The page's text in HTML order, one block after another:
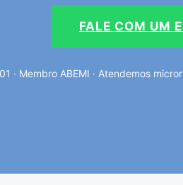
FALE COM UM
· Membro ABEMI · Atendemos